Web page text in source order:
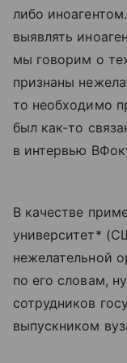
либо
выявлять
мы говорим о
признаны
то необходимо
был как-то
в интервью
В качестве
университет*
нежелательной
по его словам,
сотрудников
выпускником